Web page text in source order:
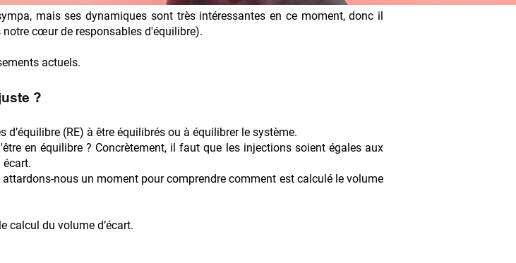
mais ses dynamiques sont très intéressantes en ce moment, donc il
cœur de responsables d'équilibre).
actuels.
?
(RE) à être équilibrés ou à équilibrer le système.
en équilibre ? Concrètement, il faut que les injections soient égales aux
écart.
nous un moment pour comprendre comment est calculé le volume
calcul du volume d’écart.